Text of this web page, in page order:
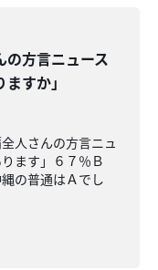
の方言ニュース
すか」
人さんの方言ニュ
ます」６７％Ｂ
の普通はＡでし